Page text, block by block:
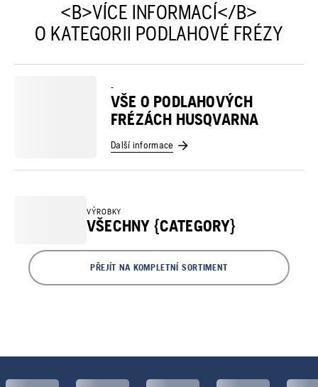
<B>VÍCE INFORMACÍ</B>
O KATEGORII PODLAHOVÉ FRÉZY
-
VŠE O PODLAHOVÝCH
FRÉZÁCH HUSQVARNA
Další informace
VÝROBKY
VŠECHNY {CATEGORY}
PŘEJÍT NA KOMPLETNÍ SORTIMENT